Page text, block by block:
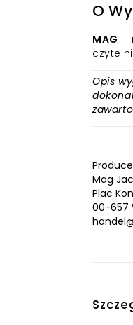
O
MAG –
Opis
Mag
Plac
00-657